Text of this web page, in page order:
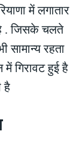
में लगातार
. जिसके चलते
सामान्य रहता
गिरावट हुई है
है